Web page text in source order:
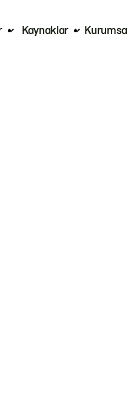
Kaynaklar Kurumsal